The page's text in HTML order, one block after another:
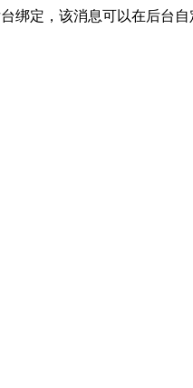
绑定，该消息可以在后台自